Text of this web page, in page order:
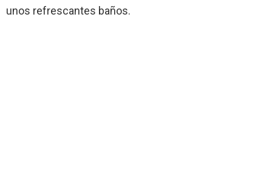
unos refrescantes baños.